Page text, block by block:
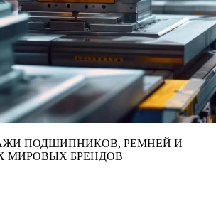
ПОДШИПНИКОВ, РЕМНЕЙ И
МИРОВЫХ БРЕНДОВ